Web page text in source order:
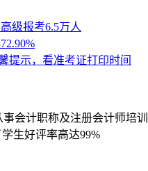
会计职称及注册会计师培
生好评率高达99%